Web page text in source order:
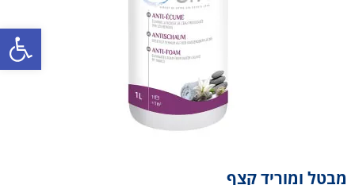
פתח סרגל נגישות
מבטל ומוריד קצף